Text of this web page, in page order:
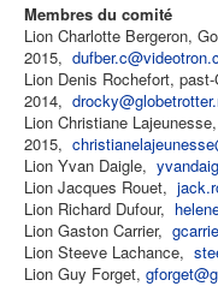
Membres du comité
Lion Charlotte Bergeron,
2015,
Lion Denis Rochefort,
2014,
Lion Christiane
2015,
Lion Yvan Daigle,
Lion Jacques Rouet,
Lion Richard Dufour,
Lion Gaston Carrier,
Lion Steeve Lachance,
Lion Guy Forget,